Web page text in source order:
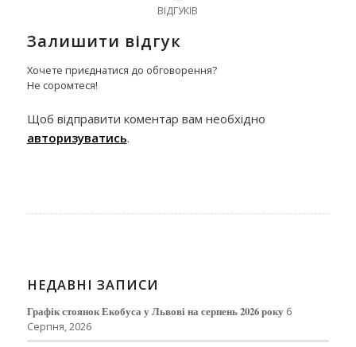
ВІДГУКІВ
Залишити відгук
Хочете приєднатися до обговорення?
Не соромтеся!
Щоб відправити коментар вам необхідно
авторизуватись.
НЕДАВНІ ЗАПИСИ
Графік стоянок Екобуса у Львові на серпень 2026 року 6
Серпня, 2026